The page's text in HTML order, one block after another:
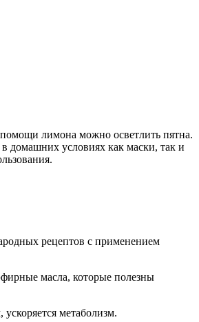
лимона можно осветлить пятна.
домашних условиях как маски, так и
рецептов с применением
масла, которые полезны
метаболизм.